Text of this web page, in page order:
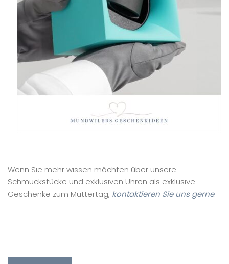
Wenn Sie mehr wissen möchten über unsere
Schmuckstücke und exklusiven Uhren als exklusive
Geschenke zum Muttertag, kontaktieren Sie uns gerne.